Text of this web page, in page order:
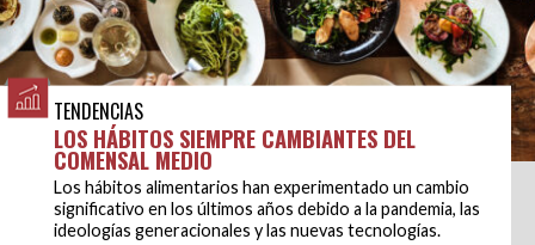
TENDENCIAS
LOS HÁBITOS SIEMPRE CAMBIANTES DEL
COMENSAL MEDIO
Los hábitos alimentarios han experimentado un cambio
significativo en los últimos años debido a la pandemia, las
ideologías generacionales y las nuevas tecnologías.